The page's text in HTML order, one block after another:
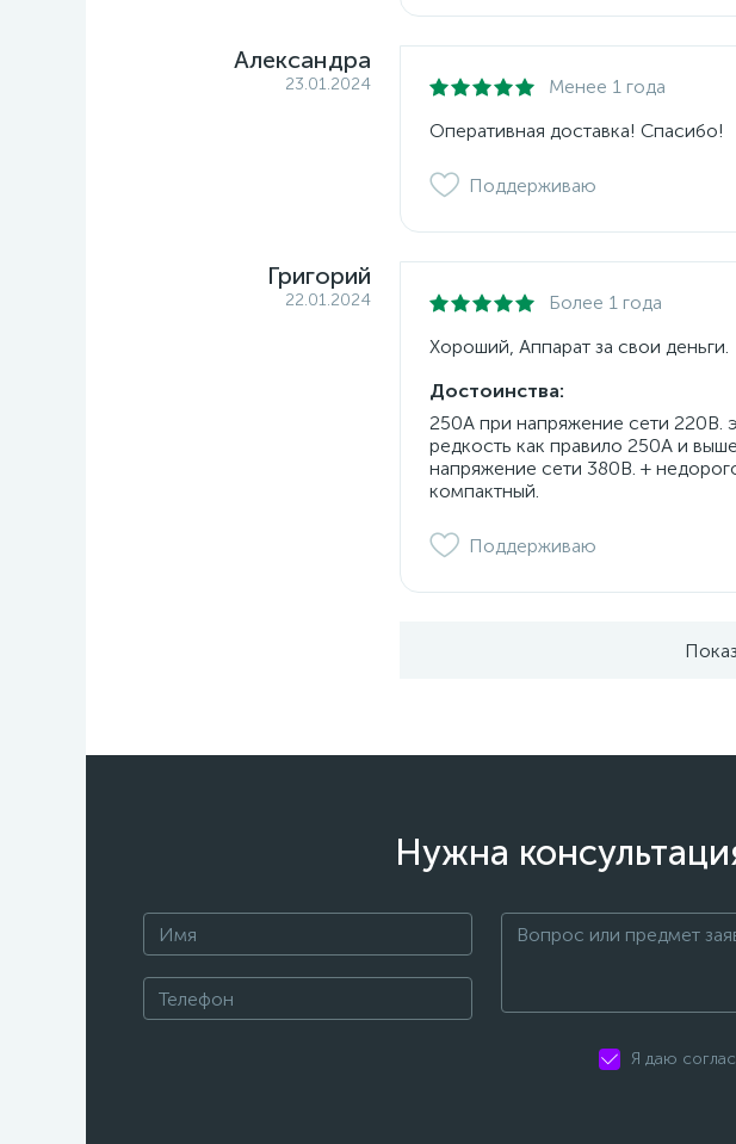
Александра
23.01.2024 Менее 1 года
Оперативная доставка! Спасибо!
Поддерживаю
Григорий
22.01.2024 Более 1 года
Хороший, Аппарат за свои деньги.
Достоинства:
250А при напряжение сети 220В.
редкость как правило 250А и выше
напряжение сети 380В. +
компактный.
Поддерживаю
Нужна
Я даю